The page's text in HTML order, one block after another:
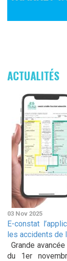
ACTUALITÉS
03 Nov 2025
E-constat
les accidents de
Grande
du 1er